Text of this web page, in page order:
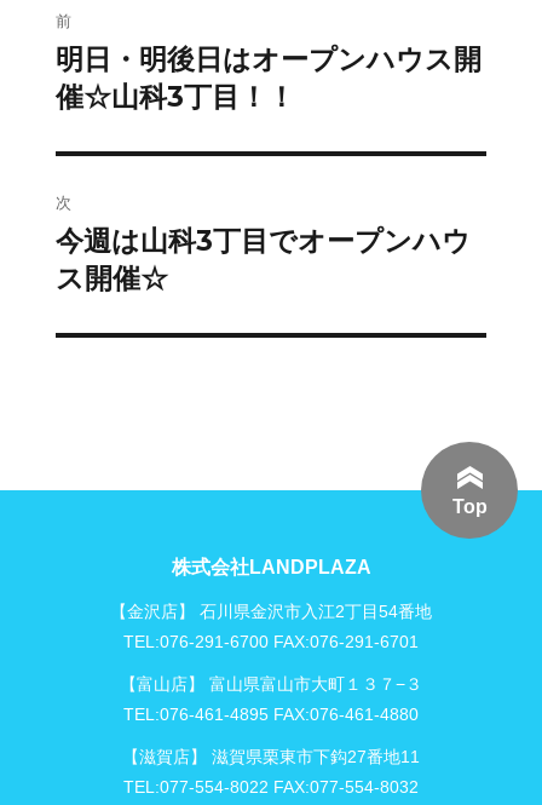
稿
ナ
ビ
ゲ
ー
前
前
の
稿:
明日・明後日はオープンハウス開
催☆山科3丁目！！
次
次
の
稿:
今週は山科3丁目でオープンハウ
ス開催☆
Top
株式会社LANDPLAZA
【金沢店】 石川県金沢市入江2丁目54番地
TEL:076-291-6700 FAX:076-291-6701
【富山店】 富山県富山市大町１３７−３
TEL:076-461-4895 FAX:076-461-4880
【滋賀店】 滋賀県栗東市下鈎27番地11
TEL:077-554-8022 FAX:077-554-8032